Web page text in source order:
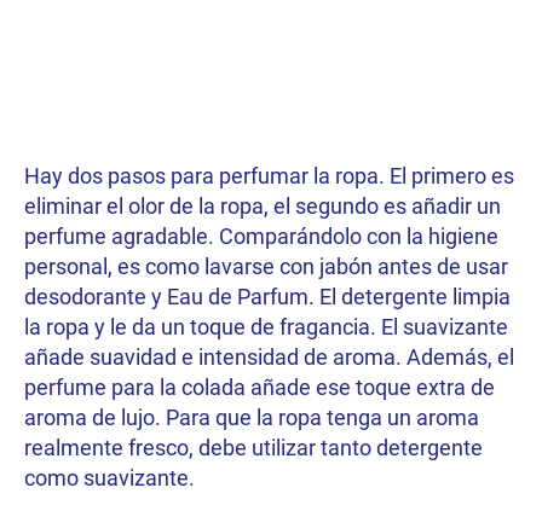
Hay dos pasos para perfumar la ropa. El primero es
eliminar el olor de la ropa, el segundo es añadir un
perfume agradable. Comparándolo con la higiene
personal, es como lavarse con jabón antes de usar
desodorante y Eau de Parfum. El detergente limpia
la ropa y le da un toque de fragancia. El suavizante
añade suavidad e intensidad de aroma. Además, el
perfume para la colada añade ese toque extra de
aroma de lujo. Para que la ropa tenga un aroma
realmente fresco, debe utilizar tanto detergente
como suavizante.